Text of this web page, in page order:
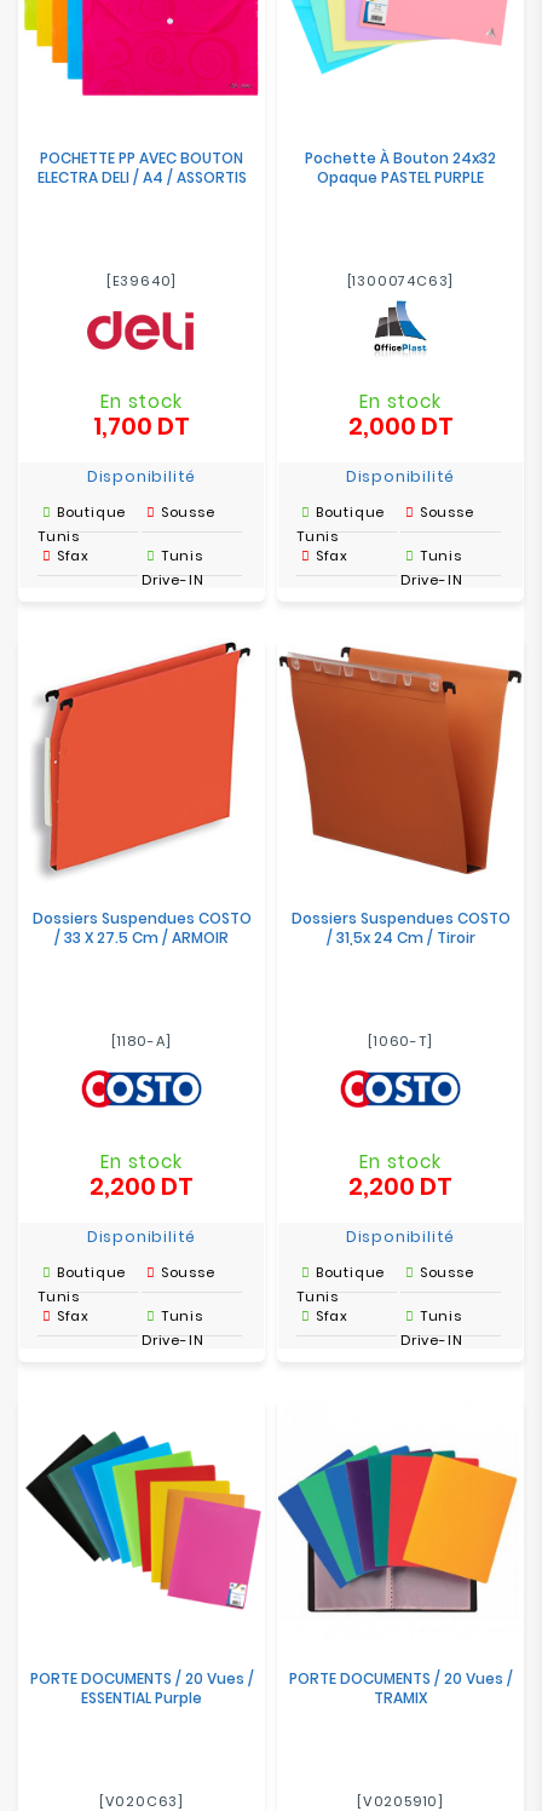
POCHETTE PP AVEC BOUTON
ELECTRA DELI / A4 / ASSORTIS
[E39640]
En stock
1,700 DT
Disponibilité
Boutique
Tunis
Sousse
Sfax
Tunis
Drive-IN
Pochette À Bouton 24x32
Opaque PASTEL PURPLE
[1300074C63]
En stock
2,000 DTPrix
Disponibilité
Boutique
Tunis
Sousse
Sfax
Tunis
Drive-IN
Dossiers Suspendues COSTO
/ 33 X 27.5 Cm / ARMOIR
[1180-A]
En stock
2,200 DT
Disponibilité
Boutique
Tunis
Sousse
Sfax
Tunis
Drive-IN
Dossiers Suspendues COSTO
/ 31,5x 24 Cm / Tiroir
[1060-T]
En stock
2,200 DT
Disponibilité
Boutique
Tunis
Sousse
Sfax
Tunis
Drive-IN
PORTE DOCUMENTS / 20 Vues /
ESSENTIAL Purple
[V020C63]
PORTE DOCUMENTS / 20 Vues /
TRAMIX
[V0205910]